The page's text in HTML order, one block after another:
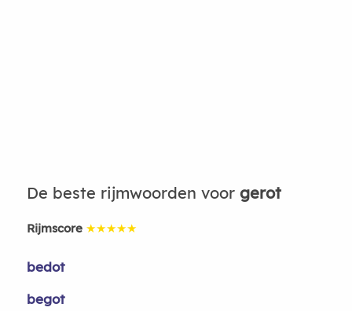
De beste rijmwoorden voor gerot
Rijmscore ★★★★★
bedot
begot